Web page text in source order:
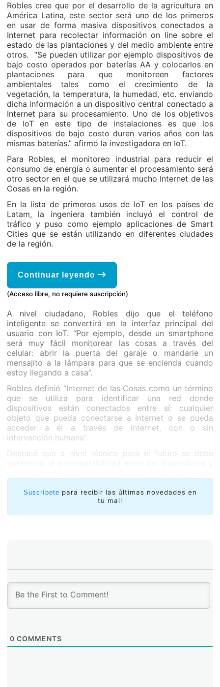
Robles cree que por el desarrollo de la agricultura en
América Latina, este sector será uno de los primeros
en usar de forma masiva dispositivos conectados a
Internet para recolectar información on line sobre el
estado de las plantaciones y del medio ambiente entre
otros. “Se pueden utilizar por ejemplo dispositivos de
bajo costo operados por baterías AA y colocarlos en
plantaciones para que monitoreen factores
ambientales tales como el crecimiento de la
vegetación, la temperatura, la humedad, etc. enviando
dicha información a un dispositivo central conectado a
Internet para su procesamiento. Uno de los objetivos
de IoT en este tipo de instalaciones es que los
dispositivos de bajo costo duren varios años con las
mismas baterías.” afirmó la investigadora en IoT.
Para Robles, el monitoreo industrial para reducir el
consumo de energía o aumentar el procesamiento será
otro sector en el que se utilizará mucho Internet de las
Cosas en la región.
En la lista de primeros usos de IoT en los países de
Latam, la ingeniera también incluyó el control de
tráfico y puso como ejemplo aplicaciones de Smart
Cities que se están utilizando en diferentes ciudades
de la región.
Continuar leyendo
(Acceso libre, no requiere suscripción)
A nivel ciudadano, Robles dijo que el teléfono
inteligente se convertirá en la interfaz principal del
usuario con IoT. “Por ejemplo, desde un smartphone
será muy fácil monitorear las cosas a través del
celular: abrir la puerta del garaje o mandarle un
mensajito a la lámpara para que se encienda cuando
estoy llegando a casa”.
Robles definió “Internet de las Cosas como un término
que se utiliza para identificar una red donde
dispositivos están conectados entre sí: cualquier
objeto que pueda conectarse a Internet o se pueda
acceder a él a través de Internet, con o sin
intervención humana”.
Destacó que a nivel técnico para el futuro se debe
personas.
Suscríbete para recibir las últimas novedades en
tu mail
0 COMMENTS